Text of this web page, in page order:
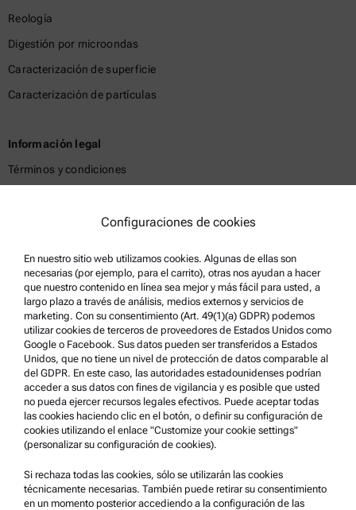
Reología
Digestión por microondas
Caracterización de superficie
Caracterización de partículas
Información legal
Términos y condiciones
Política de privacidad
Condiciones de uso
Marcas comerciales
Sistema de denuncia de irregularidades
Asistencia para el producto
Anton Paar Certified Service
Declaración de seguridad
Centros técnicos Anton Paar
Comuníquese con nosotros
Configuraciones de cookies
En nuestro sitio web utilizamos cookies. Algunas de ellas son
necesarias (por ejemplo, para el carrito), otras nos ayudan a hacer
que nuestro contenido en línea sea mejor y más fácil para usted, a
largo plazo a través de análisis, medios externos y servicios de
marketing. Con su consentimiento (Art. 49(1)(a) GDPR) podemos
utilizar cookies de terceros de proveedores de Estados Unidos como
Google o Facebook. Sus datos pueden ser transferidos a Estados
Unidos, que no tiene un nivel de protección de datos comparable al
del GDPR. En este caso, las autoridades estadounidenses podrían
acceder a sus datos con fines de vigilancia y es posible que usted
no pueda ejercer recursos legales efectivos. Puede aceptar todas
las cookies haciendo clic en el botón, o definir su configuración de
cookies utilizando el enlace "Customize your cookie settings"
(personalizar su configuración de cookies).
Si rechaza todas las cookies, sólo se utilizarán las cookies
técnicamente necesarias. También puede retirar su consentimiento
en un momento posterior accediendo a la configuración de las